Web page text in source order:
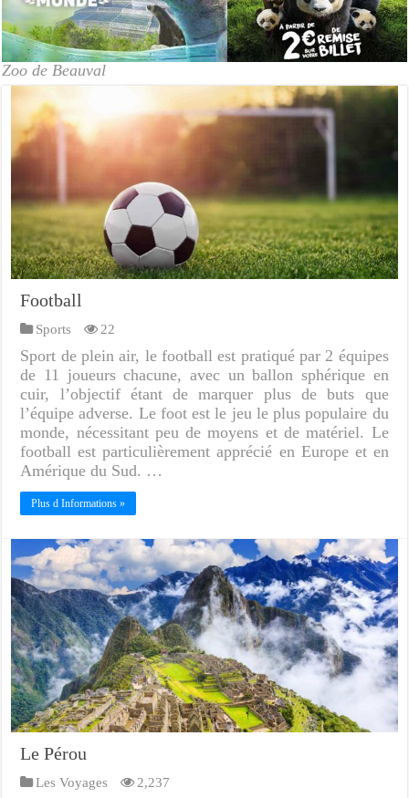
Zoo de Beauval
Football
Sports 22
Sport de plein air, le football est pratiqué par 2 équipes
de 11 joueurs chacune, avec un ballon sphérique en
cuir, l’objectif étant de marquer plus de buts que
l’équipe adverse. Le foot est le jeu le plus populaire du
monde, nécessitant peu de moyens et de matériel. Le
football est particulièrement apprécié en Europe et en
Amérique du Sud. …
Plus d Informations »
Le Pérou
Les Voyages 2,237